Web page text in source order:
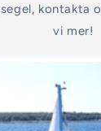
kontakta
vi mer!